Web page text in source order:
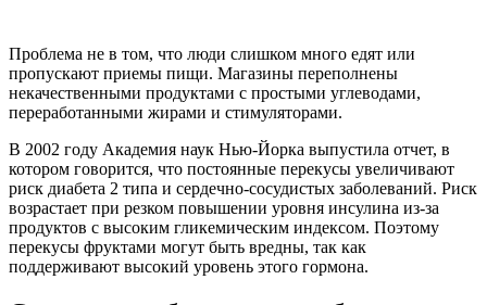
Проблема не в том, что люди слишком много едят или
пропускают приемы пищи. Магазины переполнены
некачественными продуктами с простыми углеводами,
переработанными жирами и стимуляторами.
В 2002 году Академия наук Нью-Йорка выпустила отчет, в
котором говорится, что постоянные перекусы увеличивают
риск диабета 2 типа и сердечно-сосудистых заболеваний. Риск
возрастает при резком повышении уровня инсулина из-за
продуктов с высоким гликемическим индексом. Поэтому
перекусы фруктами могут быть вредны, так как
поддерживают высокий уровень этого гормона.